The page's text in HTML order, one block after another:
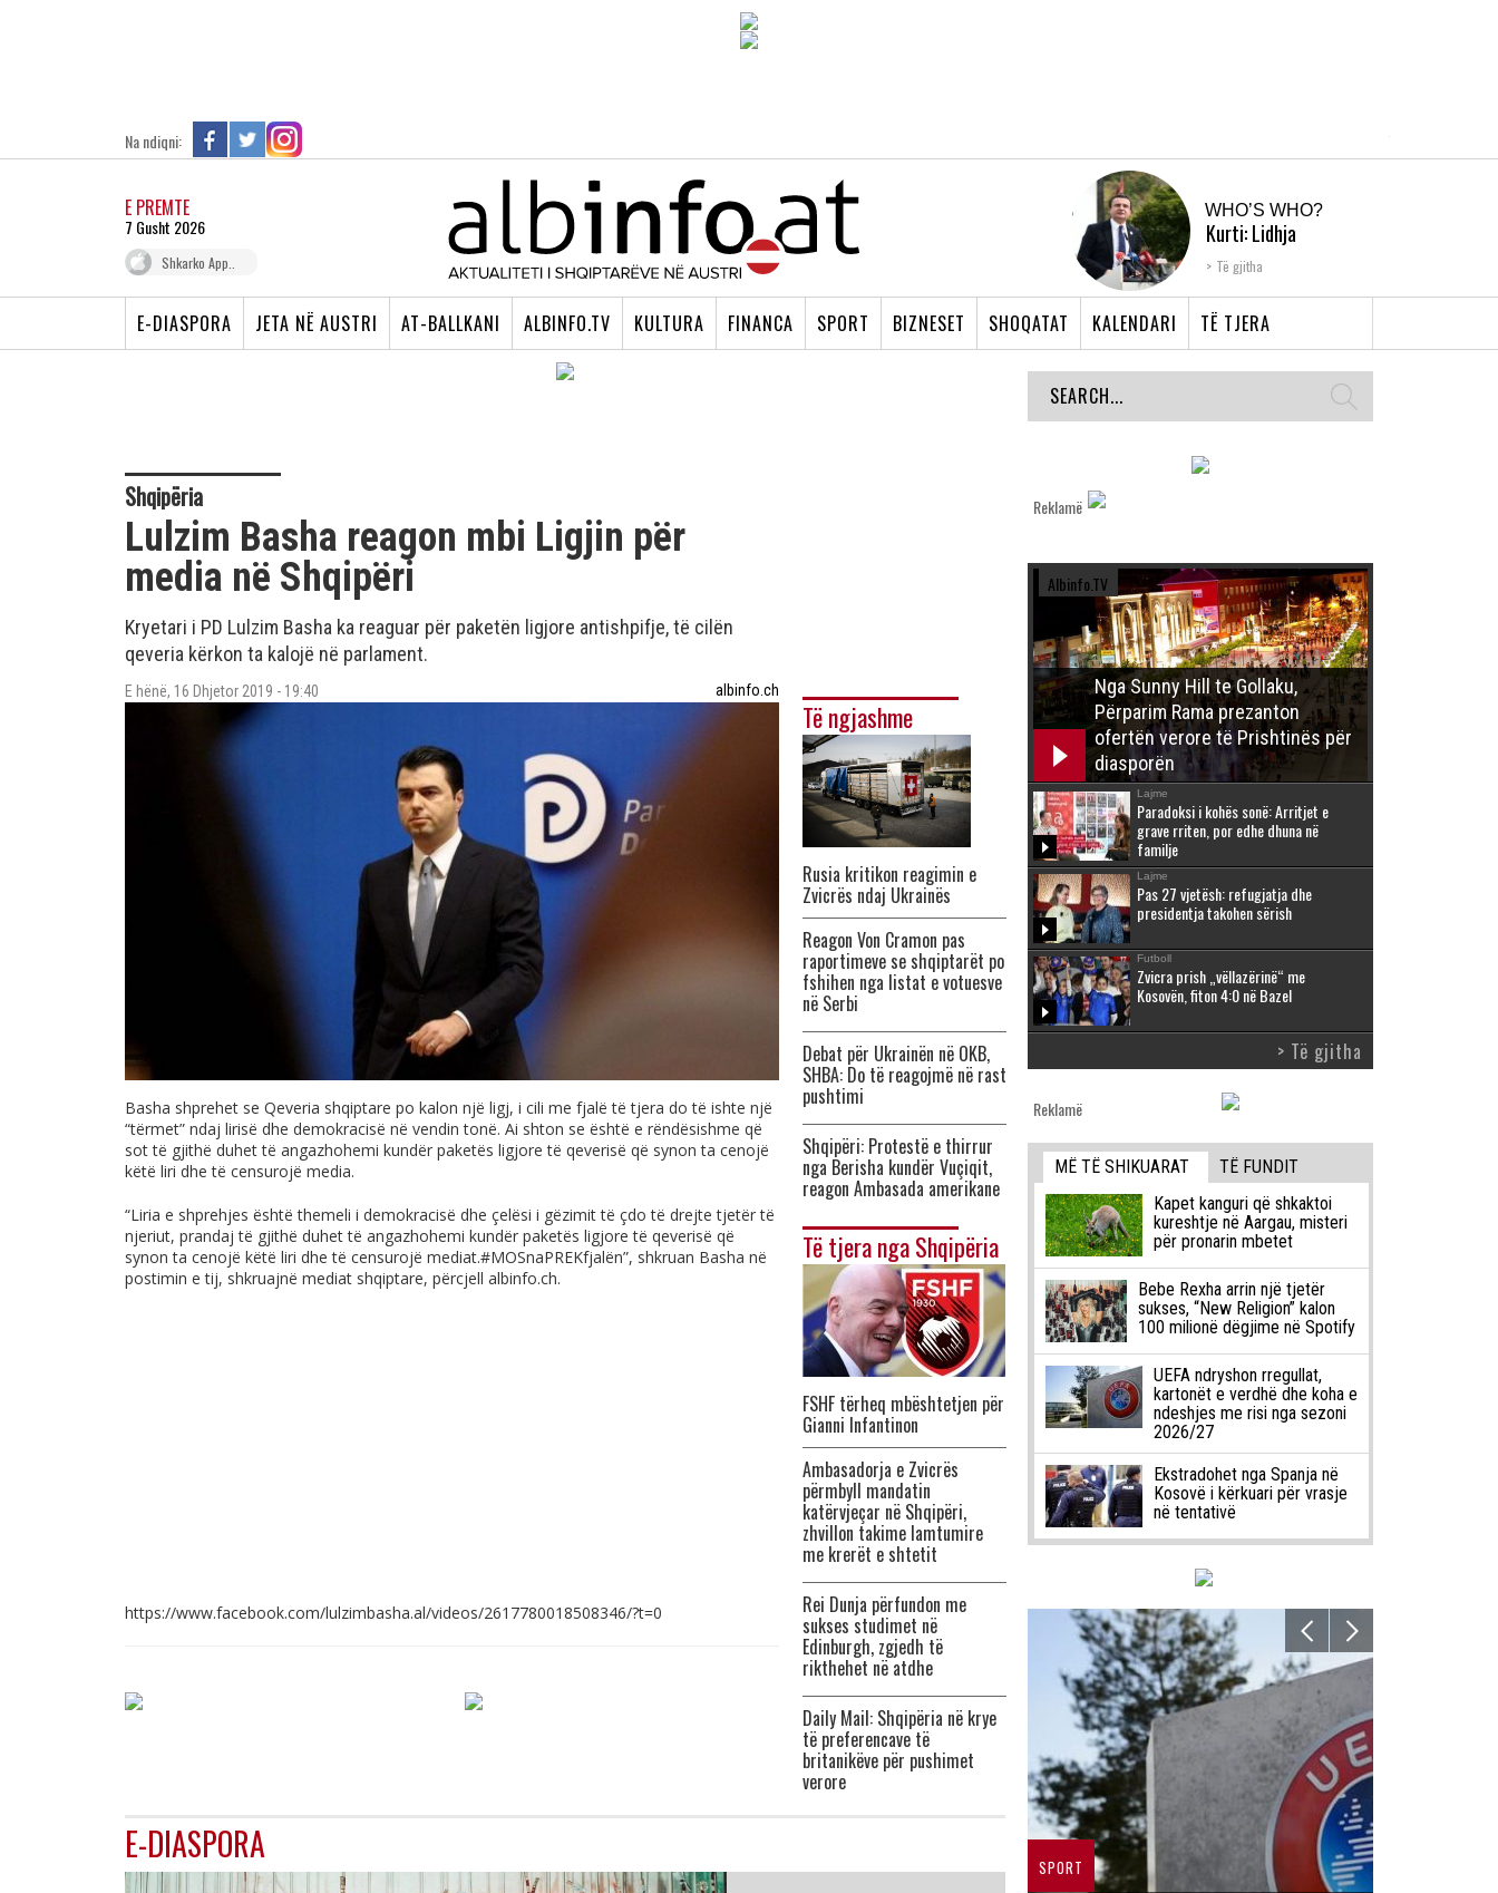
Na ndiqni:
E PREMTE
7 Gusht 2026
Shkarko App..
WHO’S WHO?
Kurti: Lidhja
Shqiptare e Prizrenit,
Të gjitha
E-DIASPORA JETA NË AUSTRI AT-BALLKANI ALBINFO.TV KULTURA FINANCA SPORT BIZNESET SHOQATAT KALENDARI TË TJERA
Shqipëria
Lulzim Basha reagon mbi Ligjin për
media në Shqipëri
Kryetari i PD Lulzim Basha ka reaguar për paketën ligjore antishpifje, të cilën
qeveria kërkon ta kalojë në parlament.
E hënë, 16 Dhjetor 2019 - 19:40 albinfo.ch
Basha shprehet se Qeveria shqiptare po kalon një ligj, i cili me fjalë të tjera do të ishte një
“tërmet” ndaj lirisë dhe demokracisë në vendin tonë. Ai shton se është e rëndësishme që
sot të gjithë duhet të angazhohemi kundër paketës ligjore të qeverisë që synon ta cenojë
këtë liri dhe të censurojë media.
“Liria e shprehjes është themeli i demokracisë dhe çelësi i gëzimit të çdo të drejte tjetër të
njeriut, prandaj të gjithë duhet të angazhohemi kundër paketës ligjore të qeverisë që
synon ta cenojë këtë liri dhe të censurojë mediat.#MOSnaPREKfjalën”, shkruan Basha në
postimin e tij, shkruajnë mediat shqiptare, përcjell albinfo.ch.
https://www.facebook.com/lulzimbasha.al/videos/2617780018508346/?t=0
Të ngjashme
Rusia kritikon reagimin e
Zvicrës ndaj Ukrainës
Reagon Von Cramon pas
raportimeve se shqiptarët po
fshihen nga listat e votuesve
në Serbi
Debat për Ukrainën në OKB,
SHBA: Do të reagojmë në rast
pushtimi
Shqipëri: Protestë e thirrur
nga Berisha kundër Vuçiqit,
reagon Ambasada amerikane
Të tjera nga Shqipëria
FSHF tërheq mbështetjen për
Gianni Infantinon
Ambasadorja e Zvicrës
përmbyll mandatin
katërvjeçar në Shqipëri,
zhvillon takime lamtumire
me krerët e shtetit
Rei Dunja përfundon me
sukses studimet në
Edinburgh, zgjedh të
rikthehet në atdhe
Daily Mail: Shqipëria në krye
të preferencave të
britanikëve për pushimet
verore
E-DIASPORA
Reklamë
Albinfo.TV
Nga Sunny Hill te Gollaku,
Përparim Rama prezanton
ofertën verore të Prishtinës për
diasporën
Lajme
Paradoksi i kohës sonë: Arritjet e
grave rriten, por edhe dhuna në
familje
Lajme
Pas 27 vjetësh: refugjatja dhe
presidentja takohen sërish
Futboll
Zvicra prish „vëllazërinë“ me
Kosovën, fiton 4:0 në Bazel
> Të gjitha
Reklamë
MË TË SHIKUARAT
TË FUNDIT
Kapet kanguri që shkaktoi
kureshtje në Aargau, misteri
për pronarin mbetet
Bebe Rexha arrin një tjetër
sukses, “New Religion” kalon
100 milionë dëgjime në Spotify
UEFA ndryshon rregullat,
kartonët e verdhë dhe koha e
ndeshjes me risi nga sezoni
2026/27
Ekstradohet nga Spanja në
Kosovë i kërkuari për vrasje
në tentativë
SPORT